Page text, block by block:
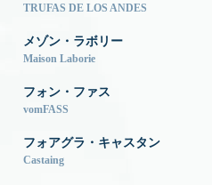
TRUFAS DE LOS ANDES
メゾン・ラボリー
Maison Laborie
フォン・ファス
vomFASS
フォアグラ・キャスタン
Castaing